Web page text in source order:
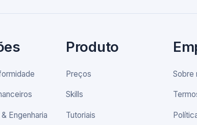
Engenharia
Produto
Preços
Skills
Tutoriais
Sobre